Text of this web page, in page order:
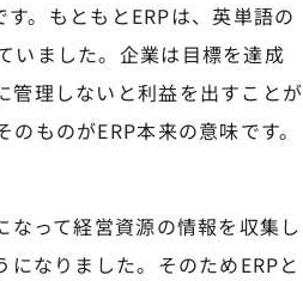
。もともとERPは、英単語の
いました。企業は目標を達成
管理しないと利益を出すことが
ものがERP本来の意味です。
なって経営資源の情報を収集し
なりました。そのためERPと